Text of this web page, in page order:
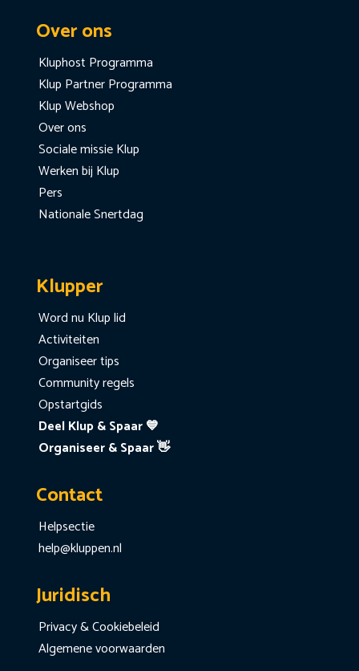
Over ons
Kluphost Programma
Klup Partner Programma
Klup Webshop
Over ons
Sociale missie Klup
Werken bij Klup
Pers
Nationale Snertdag
Klupper
Word nu Klup lid
Activiteiten
Organiseer tips
Community regels
Opstartgids
Deel Klup & Spaar 💙
Organiseer & Spaar 👋
Contact
Helpsectie
help@kluppen.nl
Juridisch
Privacy & Cookiebeleid
Algemene voorwaarden